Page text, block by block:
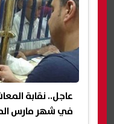
عاجل.. نقابة
في شهر مارس